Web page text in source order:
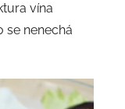
vína
se nenechá